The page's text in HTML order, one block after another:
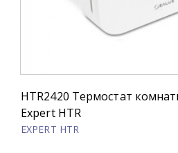
HTR2420 Термостат
Expert HTR
EXPERT HTR